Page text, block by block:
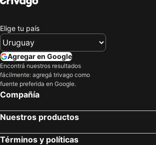
Guttenberg, bed and breakfasts
Elige tu país
Agregar en Google
Encontrá nuestros resultados
fácilmente: agregá trivago como
fuente preferida en Google.
Compañía
Nuestros productos
Términos y políticas